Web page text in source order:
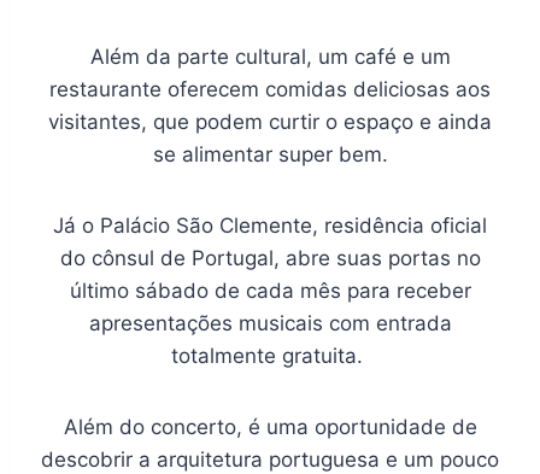
Além da parte cultural, um café e um
restaurante oferecem comidas deliciosas aos
visitantes, que podem curtir o espaço e ainda
se alimentar super bem.
Já o Palácio São Clemente, residência oficial
do cônsul de Portugal, abre suas portas no
último sábado de cada mês para receber
apresentações musicais com entrada
totalmente gratuita.
Além do concerto, é uma oportunidade de
descobrir a arquitetura portuguesa e um pouco